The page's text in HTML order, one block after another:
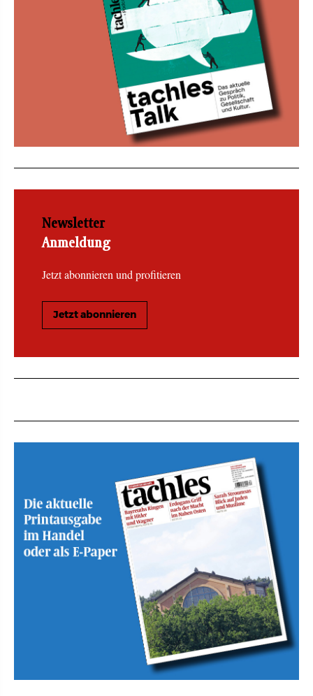
Newsletter
Anmeldung
Jetzt abonnieren und profitieren
Jetzt abonnieren